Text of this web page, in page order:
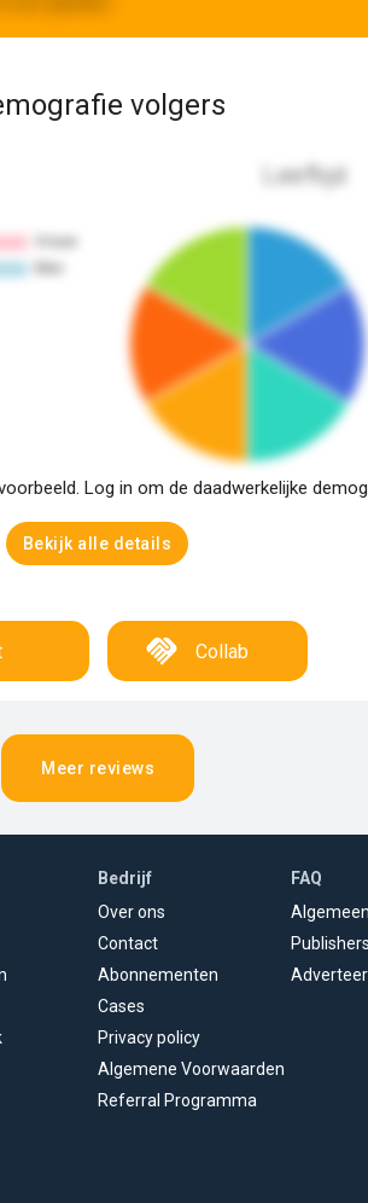
volgers
Leeftijd
Log in om de daadwerkelijke
Bekijk alle details
Collab
Meer reviews
Bedrijf
Over ons
Contact
Abonnementen
Cases
Privacy policy
Algemene Voorwaarden
Referral Programma
FAQ